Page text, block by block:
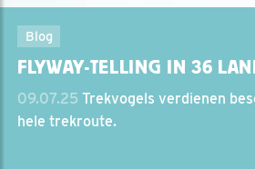
Blog
FLYWAY-TELLING IN 36
09.07.25 Trekvogels verdienen
hele trekroute.